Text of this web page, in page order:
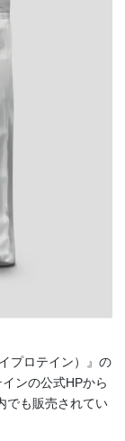
プロテイン）』の
ンの公式HPから
でも販売されてい